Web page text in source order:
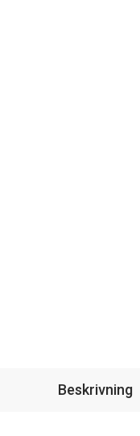
Beskrivning